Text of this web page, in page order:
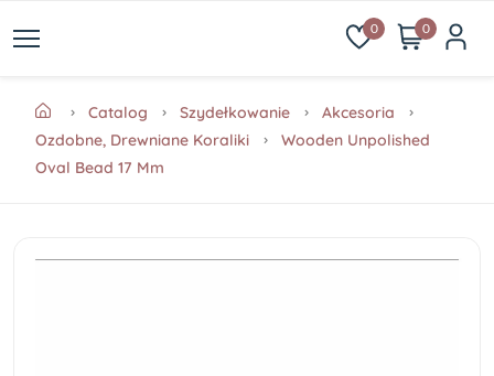
0 0
Catalog Szydełkowanie
Akcesoria
Ozdobne, Drewniane Koraliki
Wooden Unpolished
Oval Bead 17 Mm